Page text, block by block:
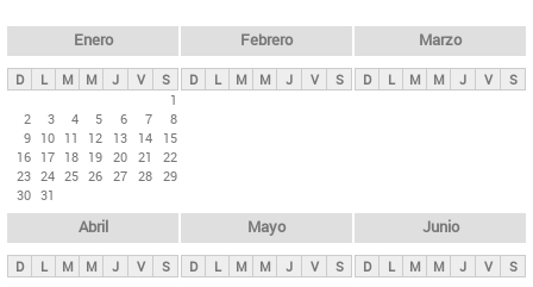
ds
p
n
c
i
p
Enero
D L M M J V
S
1
2
3 4 5 6 7
8
9 10 11 12 13 14
15
16 17 18 19 20 21
22
23 24 25 26 27 28 29
30 31
Febrero
D L M M J V S
Marzo
D L M M J V S
Abril
D L M M J V S
Mayo
D L M M J V S
Junio
D L M M J V S